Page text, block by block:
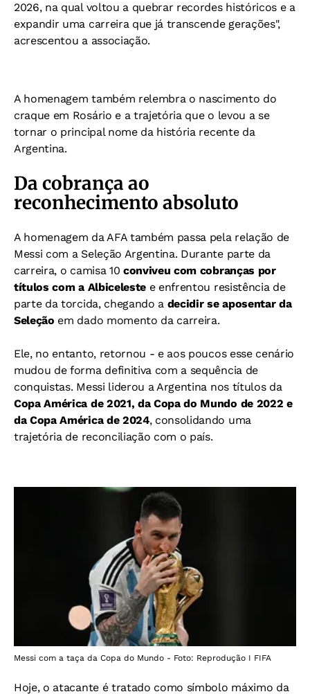
2026, na qual voltou a quebrar recordes históricos e a
expandir uma carreira que já transcende gerações",
acrescentou a associação.
A homenagem também relembra o nascimento do
craque em Rosário e a trajetória que o levou a se
tornar o principal nome da história recente da
Argentina.
Da cobrança ao
reconhecimento absoluto
A homenagem da AFA também passa pela relação de
Messi com a Seleção Argentina. Durante parte da
carreira, o camisa 10 conviveu com cobranças por
títulos com a Albiceleste e enfrentou resistência de
parte da torcida, chegando a decidir se aposentar da
Seleção em dado momento da carreira.
Ele, no entanto, retornou - e aos poucos esse cenário
mudou de forma definitiva com a sequência de
conquistas. Messi liderou a Argentina nos títulos da
Copa América de 2021, da Copa do Mundo de 2022 e
da Copa América de 2024, consolidando uma
trajetória de reconciliação com o país.
Messi com a taça da Copa do Mundo - Foto: Reprodução I FIFA
Hoje, o atacante é tratado como símbolo máximo da